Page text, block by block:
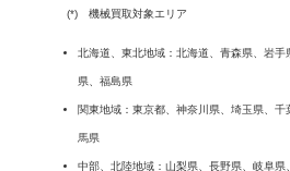
(*) 機械買取対象エリア
北海道、東北地域：北海道、青森県、岩
県、福島県
関東地域：東京都、神奈川県、埼玉県、
馬県
中部、北陸地域：山梨県、長野県、岐阜県